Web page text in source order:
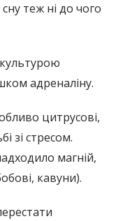
теж ні до чого
адреналіну.
цитрусові,
зі стресом.
магній,
кавуни).